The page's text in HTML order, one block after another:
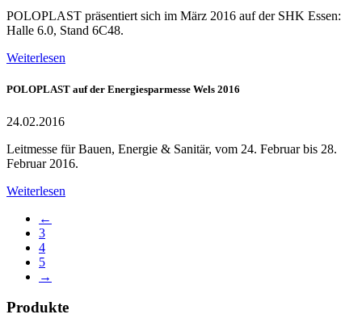
POLOPLAST präsentiert sich im März 2016 auf der SHK Essen:
Halle 6.0, Stand 6C48.
Weiterlesen
POLOPLAST auf der Energiesparmesse Wels 2016
24.02.2016
Leitmesse für Bauen, Energie & Sanitär, vom 24. Februar bis 28.
Februar 2016.
Weiterlesen
←
3
4
5
→
Produkte